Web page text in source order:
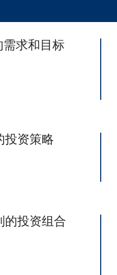
需求和目标
投资策略
的投资组合